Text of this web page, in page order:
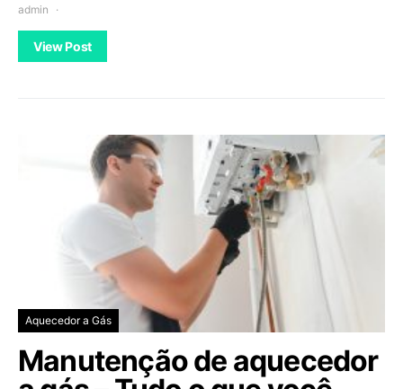
admin
View Post
Aquecedor a Gás
Manutenção de aquecedor